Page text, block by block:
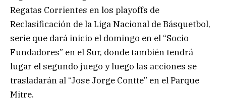
Regatas Corrientes en los playoffs de
Reclasificación de la Liga Nacional de Básquetbol,
serie que dará inicio el domingo en el “Socio
Fundadores” en el Sur, donde también tendrá
lugar el segundo juego y luego las acciones se
trasladarán al “Jose Jorge Contte” en el Parque
Mitre.